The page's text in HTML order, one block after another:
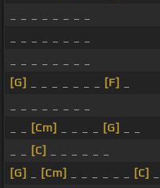
[G]
[F]
[Cm] [G]
[C]
[G]
[Cm] [C]